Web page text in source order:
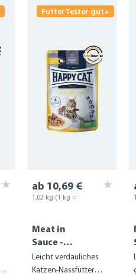
FutterTester gut+
Meat in
Sauce -
Culinary
Land-
Leicht verdauliches
Katzen-Nassfutter
ab 10,69 €
1,02 kg (1 kg =